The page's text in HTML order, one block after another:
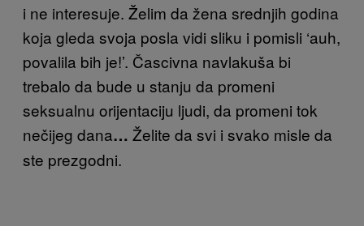
i ne interesuje. Želim da žena srednjih godina
koja gleda svoja posla vidi sliku i pomisli ‘auh,
povalila bih je!’. Čascivna navlakuša bi
trebalo da bude u stanju da promeni
seksualnu orijentaciju ljudi, da promeni tok
nečijeg dana… Želite da svi i svako misle da
ste prezgodni.